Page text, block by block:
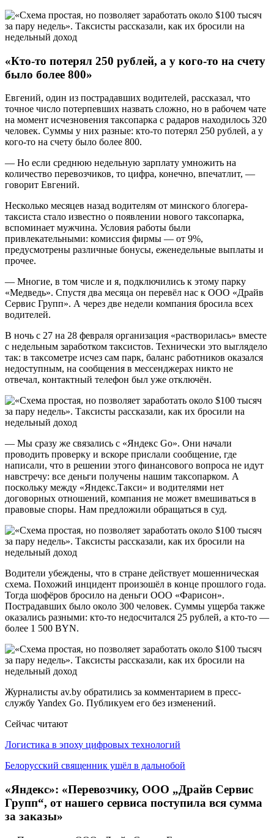
«Кто-то потерял 250 рублей, а у кого-то на счету
было более 800»
Евгений, один из пострадавших водителей, рассказал, что
точное число потерпевших назвать сложно, но в рабочем чате
на момент исчезновения таксопарка с радаров находилось 320
человек. Суммы у них разные: кто-то потерял 250 рублей, а у
кого-то на счету было более 800.
— Но если среднюю недельную зарплату умножить на
количество перевозчиков, то цифра, конечно, впечатлит, —
говорит Евгений.
Несколько месяцев назад водителям от минского блогера-
таксиста стало известно о появлении нового таксопарка,
вспоминает мужчина. Условия работы были
привлекательными: комиссия фирмы — от 9%,
предусмотрены различные бонусы, еженедельные выплаты и
прочее.
— Многие, в том числе и я, подключились к этому парку
«Медведь». Спустя два месяца он перевёл нас к ООО «Драйв
Сервис Групп». А через две недели компания бросила всех
водителей.
В ночь с 27 на 28 февраля организация «растворилась» вместе
с недельным заработком таксистов. Технически это выглядело
так: в таксометре исчез сам парк, баланс работников оказался
недоступным, на сообщения в мессенджерах никто не
отвечал, контактный телефон был уже отключён.
— Мы сразу же связались с «Яндекс Go». Они начали
проводить проверку и вскоре прислали сообщение, где
написали, что в решении этого финансового вопроса не идут
навстречу: все деньги получены нашим таксопарком. А
поскольку между «Яндекс.Такси» и водителями нет
договорных отношений, компания не может вмешиваться в
правовые споры. Нам предложили обращаться в суд.
Водители убеждены, что в стране действует мошенническая
схема. Похожий инцидент произошёл в конце прошлого года.
Тогда шофёров бросило на деньги ООО «Фарисон».
Пострадавших было около 300 человек. Суммы ущерба также
оказались разными: кто-то недосчитался 25 рублей, а кто-то —
более 1 500 BYN.
Журналисты av.by обратились за комментарием в пресс-
службу Yandex Go. Публикуем его без изменений.
Сейчас читают
Логистика в эпоху цифровых технологий
Белорусский священник ушёл в дальнобой
«Яндекс»: «Перевозчику, ООО „Драйв Сервис
Групп“, от нашего сервиса поступила вся сумма
за заказы»